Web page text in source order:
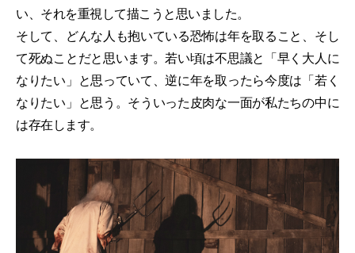
い、それを重視して描こうと思いました。
そして、どんな人も抱いている恐怖は年を取ること、そし
て死ぬことだと思います。若い頃は不思議と「早く大人に
なりたい」と思っていて、逆に年を取ったら今度は「若く
なりたい」と思う。そういった皮肉な一面が私たちの中に
は存在します。